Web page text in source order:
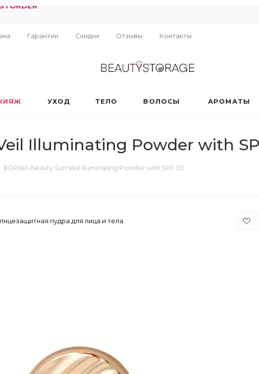
Гарантии Скидки Отзывы Контакты
УХОД ТЕЛО ВОЛОСЫ АРОМАТЫ
Illuminating Powder with
KOPARI Beauty Sun Veil Illuminating Powder with SPF 30
пудра для лица и тела